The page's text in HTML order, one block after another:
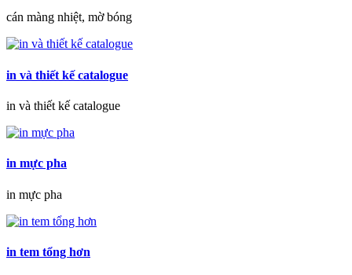
cán màng nhiệt, mờ bóng
in và thiết kế catalogue
in và thiết kế catalogue
in mực pha
in mực pha
in tem tổng hơn